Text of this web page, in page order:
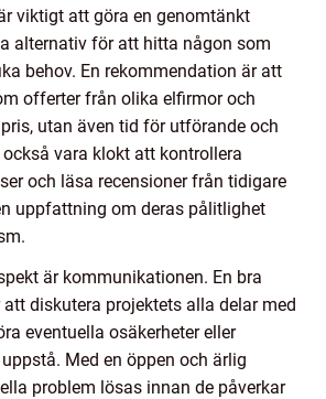
viktigt att göra en genomtänkt
alternativ för att hitta någon som
behov. En rekommendation är att
offerter från olika elfirmor och
utan även tid för utförande och
vara klokt att kontrollera
och läsa recensioner från tidigare
uppfattning om deras pålitlighet
är kommunikationen. En bra
diskutera projektets alla delar med
eventuella osäkerheter eller
Med en öppen och ärlig
problem lösas innan de påverkar